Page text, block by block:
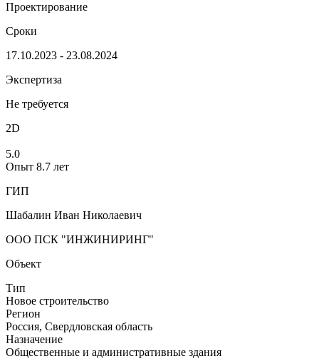
Проектирование
Сроки
17.10.2023 - 23.08.2024
Экспертиза
Не требуется
2D
5.0
Опыт 8.7 лет
ГИП
Шабалин Иван Николаевич
ООО ПСК "ИНЖИНИРИНГ"
Объект
Тип
Новое строительство
Регион
Россия, Свердловская область
Назначение
Общественные и административные здания